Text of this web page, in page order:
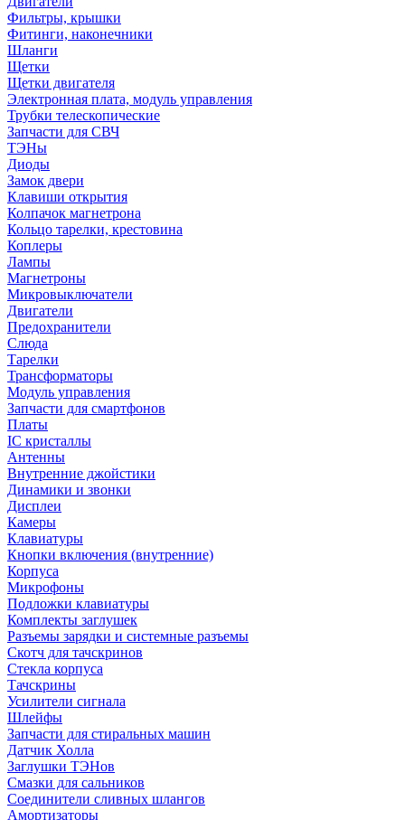
Фильтры, крышки
Фитинги, наконечники
Шланги
Щетки
Щетки двигателя
Электронная плата, модуль управления
Трубки телескопические
Запчасти для СВЧ
ТЭНы
Диоды
Замок двери
Клавиши открытия
Колпачок магнетрона
Кольцо тарелки, крестовина
Коплеры
Лампы
Магнетроны
Микровыключатели
Двигатели
Предохранители
Слюда
Тарелки
Трансформаторы
Модуль управления
Запчасти для смартфонов
Платы
IC кристаллы
Антенны
Внутренние джойстики
Динамики и звонки
Дисплеи
Камеры
Клавиатуры
Кнопки включения (внутренние)
Корпуса
Микрофоны
Подложки клавиатуры
Комплекты заглушек
Разъемы зарядки и системные разъемы
Скотч для тачскринов
Стекла корпуса
Тачскрины
Усилители сигнала
Шлейфы
Запчасти для стиральных машин
Датчик Холла
Заглушки ТЭНов
Смазки для сальников
Соединители сливных шлангов
Амортизаторы